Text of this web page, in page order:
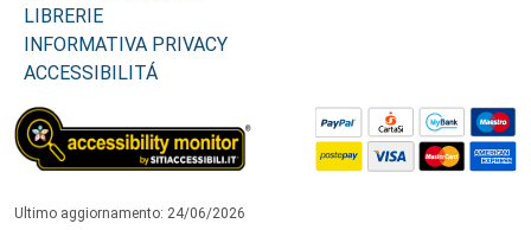
LIBRERIE
INFORMATIVA PRIVACY
ACCESSIBILITÁ
Ultimo aggiornamento: 24/06/2026